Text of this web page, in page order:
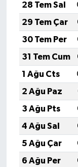
28 Tem Sal
29 Tem Çar
30 Tem Per
31 Tem Cum
1 Ağu Cts
2 Ağu Paz
3 Ağu Pts
4 Ağu Sal
5 Ağu Çar
6 Ağu Per